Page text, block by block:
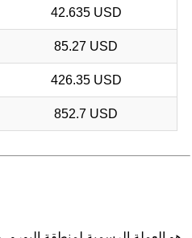
42.635 USD
85.27 USD
426.35 USD
852.7 USD